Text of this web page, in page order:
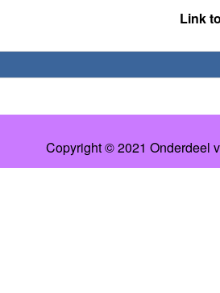
Link
Copyright © 2021 Onderdeel